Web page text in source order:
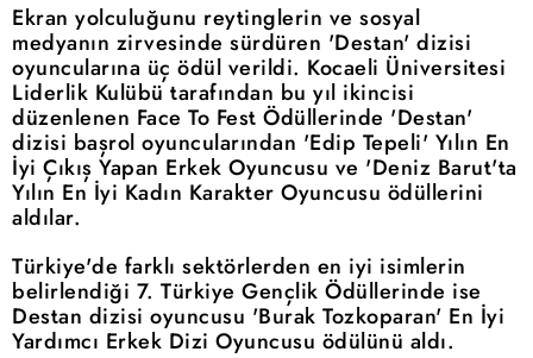
Ekran yolculuğunu reytinglerin ve sosyal
medyanın zirvesinde sürdüren 'Destan' dizisi
oyuncularına üç ödül verildi. Kocaeli Üniversitesi
Liderlik Kulübü tarafından bu yıl ikincisi
düzenlenen Face To Fest Ödüllerinde 'Destan'
dizisi başrol oyuncularından 'Edip Tepeli' Yılın En
İyi Çıkış Yapan Erkek Oyuncusu ve 'Deniz Barut'ta
Yılın En İyi Kadın Karakter Oyuncusu ödüllerini
aldılar.
Türkiye'de farklı sektörlerden en iyi isimlerin
belirlendiği 7. Türkiye Gençlik Ödüllerinde ise
Destan dizisi oyuncusu 'Burak Tozkoparan' En İyi
Yardımcı Erkek Dizi Oyuncusu ödülünü aldı.